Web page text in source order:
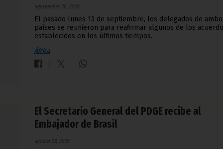
septiembre 16, 2010
El pasado lunes 13 de septiembre, los delegados de
países se reunieron para reafirmar algunos de los
establecidos en los últimos tiempos.
África
El Secretario General del PDGE recibe al
Embajador de Brasil
agosto 28, 2010